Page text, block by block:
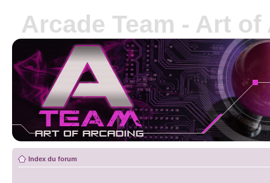
Arcade Team - Art
Index du forum